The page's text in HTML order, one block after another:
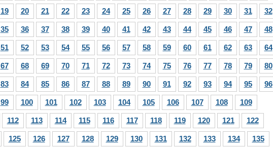
19 20 21 22 23 24 25 26 27 28 29 30 31 32
35 36 37 38 39 40 41 42 43 44 45 46 47 48
51 52 53 54 55 56 57 58 59 60 61 62 63 64
67 68 69 70 71 72 73 74 75 76 77 78 79 80
83 84 85 86 87 88 89 90 91 92 93 94 95 96
99 100 101 102 103 104 105 106 107 108 109
112 113 114 115 116 117 118 119 120 121 122
125 126 127 128 129 130 131 132 133 134 135